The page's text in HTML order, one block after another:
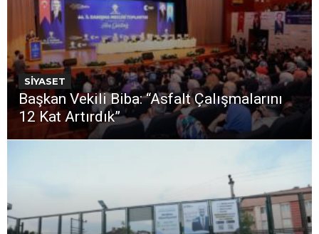
SİYASET
Başkan Vekili Biba: “Asfalt Çalışmalarını
12 Kat Artırdık”